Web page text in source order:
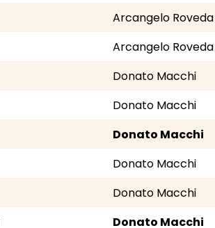
Arcangelo Roveda
Arcangelo Roveda
Donato Macchi
Donato Macchi
Donato Macchi
Donato Macchi
Donato Macchi
Donato Macchi